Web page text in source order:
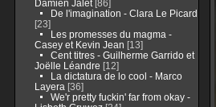
Damien Jalet[86]
De l'imagination - Clara Le Picard
[23]
Les promesses du magma -
Casey et Kevin Jean [13]
Cent titres - Guilherme Garrido et
Joëlle Léandre [12]
La dictatura de lo cool - Marco
Layera [36]
We'r pretty fuckin' far from okay -